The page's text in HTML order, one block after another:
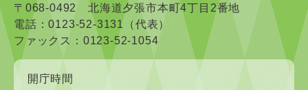
〒068-0492 北海道夕張市本町4丁目2番地
電話：0123-52-3131（代表）
ファックス：0123-52-1054
開庁時間